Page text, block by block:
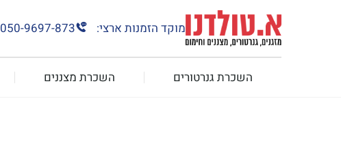
מוקד הזמנות ארצי: 050-9697-873
השכרת גנרטורים השכרת מצננים